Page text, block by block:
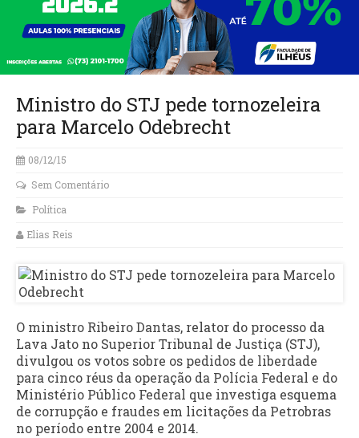
Ministro do STJ pede tornozeleira
para Marcelo Odebrecht
08/12/15
Sem Comentário
Política
Elias Reis
O ministro Ribeiro Dantas, relator do processo da
Lava Jato no Superior Tribunal de Justiça (STJ),
divulgou os votos sobre os pedidos de liberdade
para cinco réus da operação da Polícia Federal e do
Ministério Público Federal que investiga esquema
de corrupção e fraudes em licitações da Petrobras
no período entre 2004 e 2014.